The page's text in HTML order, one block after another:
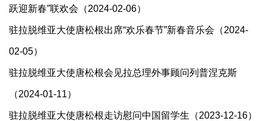
跃迎新春”联欢会（2024-02-06）
驻拉脱维亚大使唐松根出席“欢乐春节”新春音乐会（2024-
02-05）
驻拉脱维亚大使唐松根会见拉总理外事顾问列普涅克斯
（2024-01-11）
驻拉脱维亚大使唐松根走访慰问中国留学生（2023-12-16）